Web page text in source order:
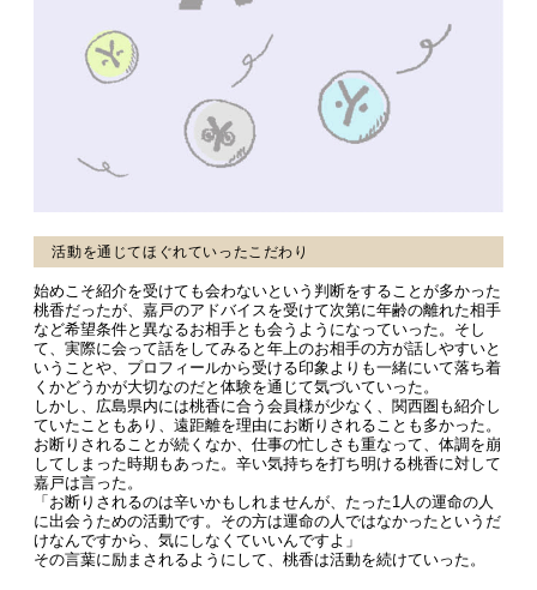
活動を通じてほぐれていったこだわり
始めこそ紹介を受けても会わないという判断をすることが多かった
桃香だったが、嘉戸のアドバイスを受けて次第に年齢の離れた相手
など希望条件と異なるお相手とも会うようになっていった。そし
て、実際に会って話をしてみると年上のお相手の方が話しやすいと
いうことや、プロフィールから受ける印象よりも一緒にいて落ち着
くかどうかが大切なのだと体験を通じて気づいていった。
しかし、広島県内には桃香に合う会員様が少なく、関西圏も紹介し
ていたこともあり、遠距離を理由にお断りされることも多かった。
お断りされることが続くなか、仕事の忙しさも重なって、体調を崩
してしまった時期もあった。辛い気持ちを打ち明ける桃香に対して
嘉戸は言った。
「お断りされるのは辛いかもしれませんが、たった1人の運命の人
に出会うための活動です。その方は運命の人ではなかったというだ
けなんですから、気にしなくていいんですよ」
その言葉に励まされるようにして、桃香は活動を続けていった。